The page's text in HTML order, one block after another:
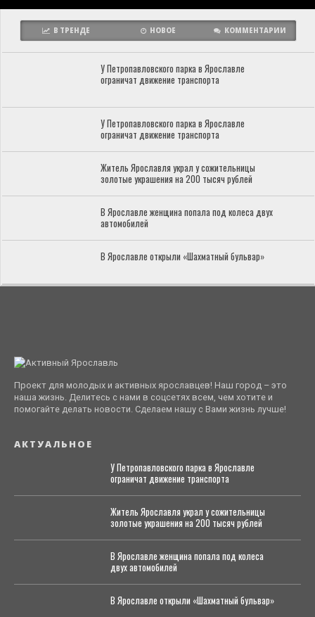
В ТРЕНДЕ НОВОЕ КОММЕНТАРИИ
У Петропавловского парка в Ярославле
ограничат движение транспорта
У Петропавловского парка в Ярославле
ограничат движение транспорта
Житель Ярославля украл у сожительницы
золотые украшения на 200 тысяч рублей
В Ярославле женщина попала под колеса двух
автомобилей
В Ярославле открыли «Шахматный бульвар»
Проект для молодых и активных ярославцев! Наш город – это
наша жизнь. Делитесь с нами в соцсетях всем, чем хотите и
помогайте делать новости. Сделаем нашу с Вами жизнь лучше!
АКТУАЛЬНОЕ
У Петропавловского парка в Ярославле
ограничат движение транспорта
Житель Ярославля украл у сожительницы
золотые украшения на 200 тысяч рублей
В Ярославле женщина попала под колеса
двух автомобилей
В Ярославле открыли «Шахматный бульвар»